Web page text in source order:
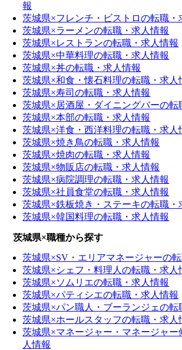
報
茨城県×フレンチ・ビストロの転職・
茨城県×ラーメンの転職・求人情報
茨城県×レストランの転職・求人情報
茨城県×中華料理の転職・求人情報
茨城県×丼の転職・求人情報
茨城県×和食・懐石料理の転職・求人
茨城県×寿司の転職・求人情報
茨城県×居酒屋・ダイニングバーの転
茨城県×本部の転職・求人情報
茨城県×洋食・西洋料理の転職・求人
茨城県×焼き鳥の転職・求人情報
茨城県×焼肉の転職・求人情報
茨城県×物販店の転職・求人情報
茨城県×病院調理の転職・求人情報
茨城県×社員食堂の転職・求人情報
茨城県×鉄板焼き・ステーキの転職・
茨城県×韓国料理の転職・求人情報
茨城県×職種から探す
茨城県×SV・エリアマネージャーの
茨城県×シェフ・料理人の転職・求人
茨城県×ソムリエの転職・求人情報
茨城県×パティシエの転職・求人情報
茨城県×パン職人・ブーランジェの転
茨城県×ホールスタッフの転職・求人
茨城県×マネージャー・マネージャー
人情報